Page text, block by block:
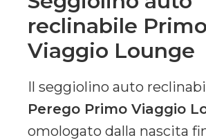
reclinabile Primo
Viaggio Lounge
Il seggiolino auto
Perego Primo Viaggio
omologato dalla nascita